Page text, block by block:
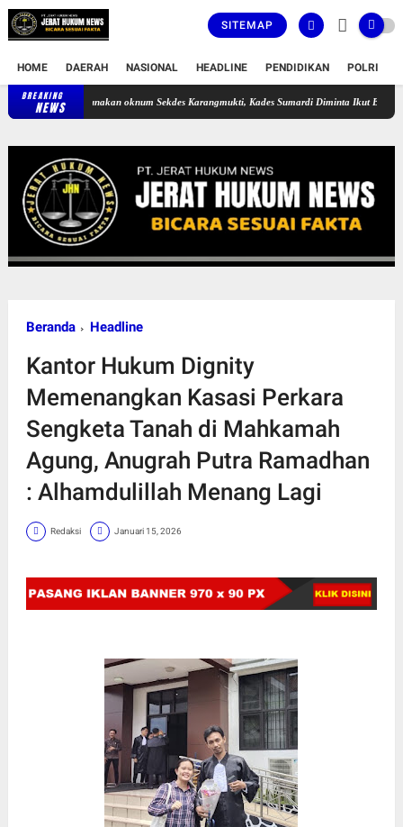
SITEMAP
HOME DAERAH NASIONAL HEADLINE PENDIDIKAN POLRI
BREAKING
NEWS
Digunakan oknum Sekdes Karangmukti, Kades Sumardi Diminta Ikut Bertanggungjawab
Beranda Headline
Kantor Hukum Dignity
Memenangkan Kasasi Perkara
Sengketa Tanah di Mahkamah
Agung, Anugrah Putra Ramadhan
: Alhamdulillah Menang Lagi
Redaksi Januari 15, 2026